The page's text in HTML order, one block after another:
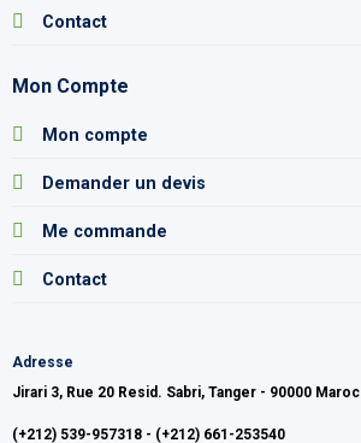
Contact
Mon Compte
Mon compte
Demander un devis
Me commande
Contact
Adresse
Jirari 3, Rue 20 Resid. Sabri, Tanger - 90000 Maroc
(+212) 539-957318 - (+212) 661-253540